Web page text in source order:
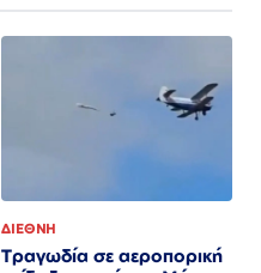
ΔΙΕΘΝΗ
Τραγωδία σε αεροπορική